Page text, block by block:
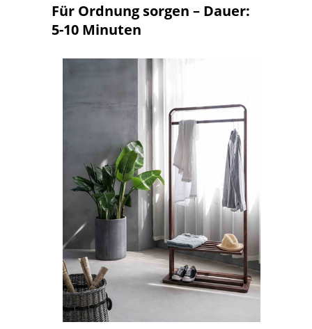
Für Ordnung sorgen – Dauer:
5-10 Minuten